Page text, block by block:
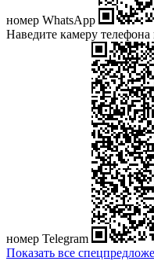
номер WhatsApp
Наведите камеру
номер Telegram
Показать все